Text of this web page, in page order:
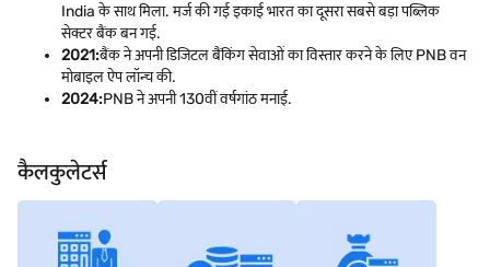
India के साथ मिला. मर्ज की गई इकाई भारत का दूसरा सबसे बड़ा पब्लिक
सेक्टर बैंक बन गई.
2021:बैंक ने अपनी डिजिटल बैंकिंग सेवाओं का विस्तार करने के लिए PNB वन
मोबाइल ऐप लॉन्च की.
2024:PNB ने अपनी 130वीं वर्षगांठ मनाई.
कैलकुलेटर्स